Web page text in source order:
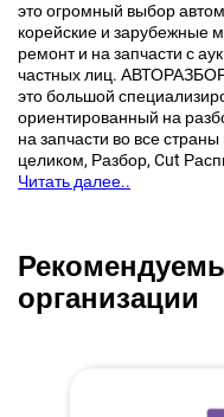
это огромный выбор
корейские и зарубежные
ремонт и на запчасти с
частных лиц.
это большой
ориентированный на
на запчасти во все
целиком, Разбор, Cut
Читать далее..
организации